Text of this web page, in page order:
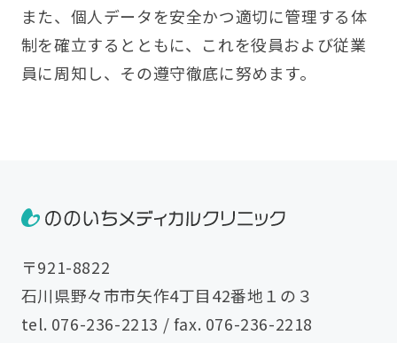
また、個人データを安全かつ適切に管理する体
制を確立するとともに、これを役員および従業
員に周知し、その遵守徹底に努めます。
〒921-8822
石川県野々市市矢作4丁目42番地１の３
tel. 076-236-2213 / fax. 076-236-2218